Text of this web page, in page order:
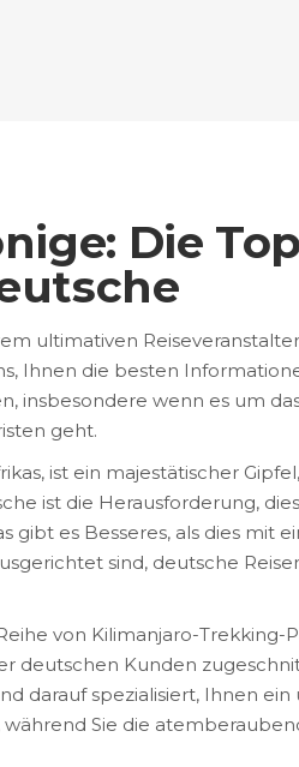
Die
ultimativen
Ihnen die besten
insbesondere wenn es um
geht.
ist ein majestätischer
ist die Herausforderung,
gibt es Besseres, als dies mit
sind, deutsche
von Kilimanjaro-
deutschen Kunden
darauf spezialisiert, Ihnen ein
Sie die